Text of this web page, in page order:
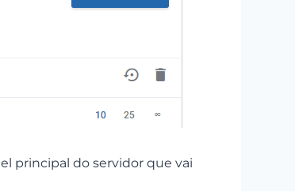
principal do servidor que vai